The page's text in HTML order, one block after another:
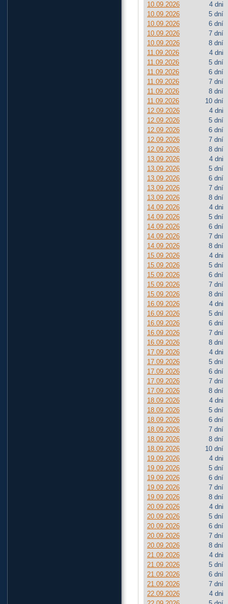
10.09.2026
4 dni
10.09.2026
5 dní
10.09.2026
6 dní
10.09.2026
7 dní
10.09.2026
8 dní
11.09.2026
4 dni
11.09.2026
5 dní
11.09.2026
6 dní
11.09.2026
7 dní
11.09.2026
8 dní
11.09.2026
10 dní
12.09.2026
4 dni
12.09.2026
5 dní
12.09.2026
6 dní
12.09.2026
7 dní
12.09.2026
8 dní
13.09.2026
4 dni
13.09.2026
5 dní
13.09.2026
6 dní
13.09.2026
7 dní
13.09.2026
8 dní
14.09.2026
4 dni
14.09.2026
5 dní
14.09.2026
6 dní
14.09.2026
7 dní
14.09.2026
8 dní
15.09.2026
4 dni
15.09.2026
5 dní
15.09.2026
6 dní
15.09.2026
7 dní
15.09.2026
8 dní
16.09.2026
4 dni
16.09.2026
5 dní
16.09.2026
6 dní
16.09.2026
7 dní
16.09.2026
8 dní
17.09.2026
4 dni
17.09.2026
5 dní
17.09.2026
6 dní
17.09.2026
7 dní
17.09.2026
8 dní
18.09.2026
4 dni
18.09.2026
5 dní
18.09.2026
6 dní
18.09.2026
7 dní
18.09.2026
8 dní
18.09.2026
10 dní
19.09.2026
4 dni
19.09.2026
5 dní
19.09.2026
6 dní
19.09.2026
7 dní
19.09.2026
8 dní
20.09.2026
4 dni
20.09.2026
5 dní
20.09.2026
6 dní
20.09.2026
7 dní
20.09.2026
8 dní
21.09.2026
4 dni
21.09.2026
5 dní
21.09.2026
6 dní
21.09.2026
7 dní
22.09.2026
4 dni